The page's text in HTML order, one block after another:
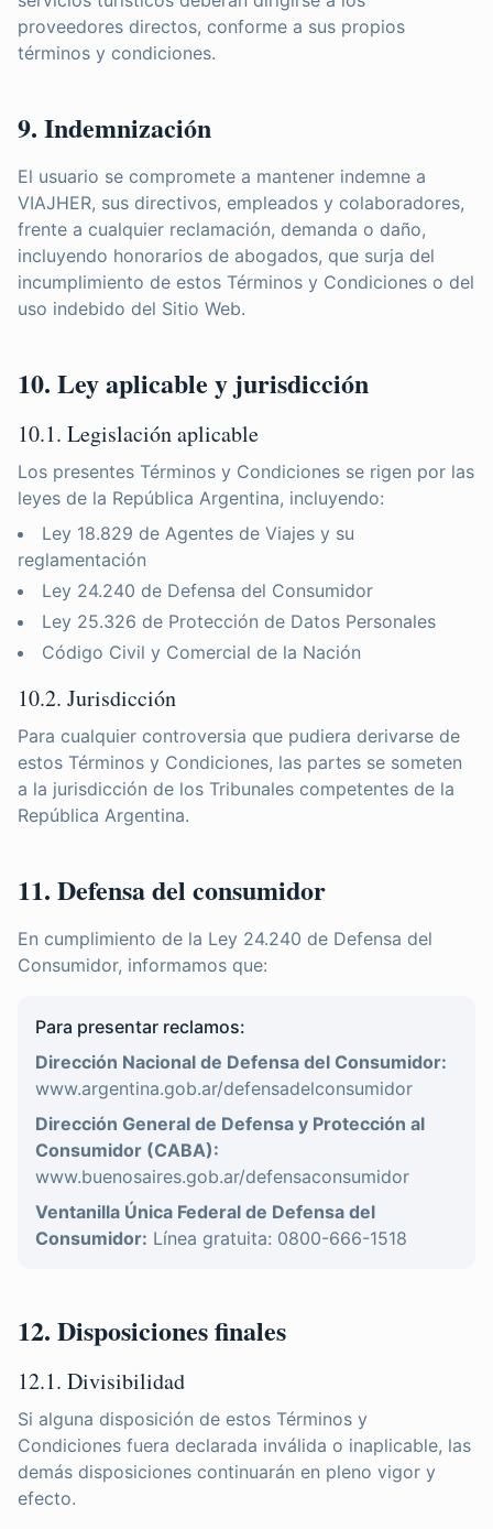
proveedores directos, conforme a sus propios
términos y condiciones.
9. Indemnización
El usuario se compromete a mantener indemne a
VIAJHER, sus directivos, empleados y colaboradores,
frente a cualquier reclamación, demanda o daño,
incluyendo honorarios de abogados, que surja del
incumplimiento de estos Términos y Condiciones o del
uso indebido del Sitio Web.
10. Ley aplicable y jurisdicción
10.1. Legislación aplicable
Los presentes Términos y Condiciones se rigen por las
leyes de la República Argentina, incluyendo:
Ley 18.829 de Agentes de Viajes y su
reglamentación
Ley 24.240 de Defensa del Consumidor
Ley 25.326 de Protección de Datos Personales
Código Civil y Comercial de la Nación
10.2. Jurisdicción
Para cualquier controversia que pudiera derivarse de
estos Términos y Condiciones, las partes se someten
a la jurisdicción de los Tribunales competentes de la
República Argentina.
11. Defensa del consumidor
En cumplimiento de la Ley 24.240 de Defensa del
Consumidor, informamos que:
Para presentar reclamos:
Dirección Nacional de Defensa del Consumidor:
www.argentina.gob.ar/defensadelconsumidor
Dirección General de Defensa y Protección al
Consumidor (CABA):
www.buenosaires.gob.ar/defensaconsumidor
Ventanilla Única Federal de Defensa del
Consumidor: Línea gratuita: 0800-666-1518
12. Disposiciones finales
12.1. Divisibilidad
Si alguna disposición de estos Términos y
Condiciones fuera declarada inválida o inaplicable, las
demás disposiciones continuarán en pleno vigor y
efecto.